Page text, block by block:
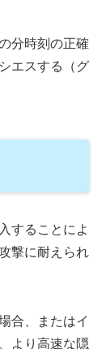
分時刻の正確
エスする（グ
することによ
撃に耐えられ
合、またはイ
より高速な隠